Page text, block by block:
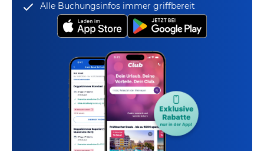
Alle Buchungsinfos immer griffbereit